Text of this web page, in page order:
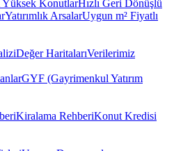
KonutlarHızlı Geri Dönüşlü
Yatırımlık ArsalarUygun m² Fiyatlı
Değer HaritalarıVerilerimiz
GYF (Gayrimenkul Yatırım
Kiralama RehberiKonut Kredisi